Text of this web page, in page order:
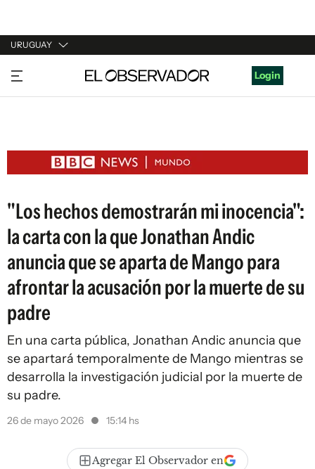
URUGUAY
URUGUAY
ARGENTINA
ESTADOS UNIDOS
Login
"Los hechos demostrarán mi inocencia":
la carta con la que Jonathan Andic
anuncia que se aparta de Mango para
afrontar la acusación por la muerte de su
padre
En una carta pública, Jonathan Andic anuncia que
se apartará temporalmente de Mango mientras se
desarrolla la investigación judicial por la muerte de
su padre.
26 de mayo 2026 15:14 hs
Agregar El Observador en